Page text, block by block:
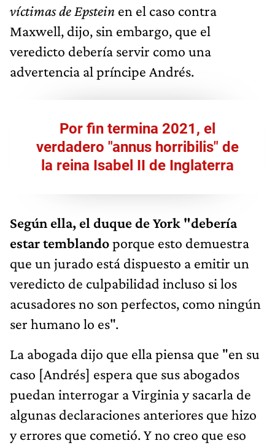
víctimas de Epstein en el caso contra
Maxwell, dijo, sin embargo, que el
veredicto debería servir como una
advertencia al príncipe Andrés.
Por fin termina 2021, el
verdadero "annus horribilis" de
la reina Isabel II de Inglaterra
Según ella, el duque de York "debería
estar temblandoporque esto demuestra
que un jurado está dispuesto a emitir un
veredicto de culpabilidad incluso si los
acusadores no son perfectos, como ningún
ser humano lo es".
La abogada dijo que ella piensa que "en su
caso [Andrés] espera que sus abogados
puedan interrogar a Virginia y sacarla de
algunas declaraciones anteriores que hizo
y errores que cometió. Y no creo que eso